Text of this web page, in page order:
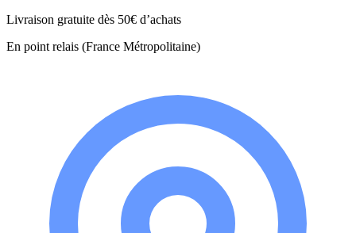
initial
45,00€.
actuel
27,00€.
Livraison gratuite dès 50€ d’achats
En point relais (France Métropolitaine)